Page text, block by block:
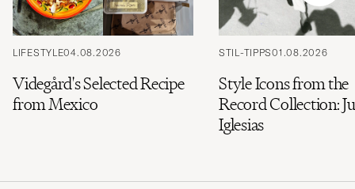
LIFESTYLE04.08.2026
Videgård's Selected Recipe
from Mexico
STIL-TIPPS01.08.2026
Style Icons from the
Record Collection:
Iglesias